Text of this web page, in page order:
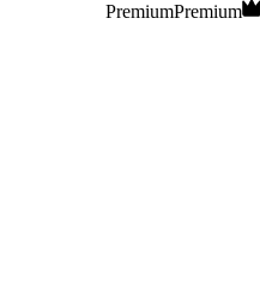
PremiumPremium